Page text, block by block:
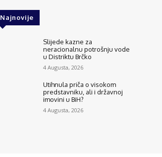
Najnovije
Slijede kazne za
neracionalnu potrošnju vode
u Distriktu Brčko
4 Augusta, 2026
Utihnula priča o visokom
predstavniku, ali i državnoj
imovini u BiH?
4 Augusta, 2026